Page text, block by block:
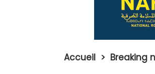
Accueil > Breaking